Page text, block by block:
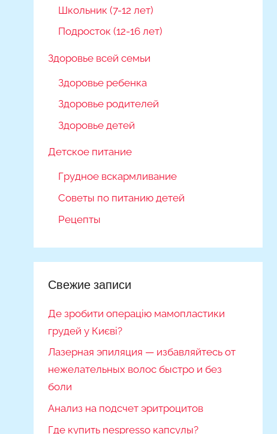
Школьник (7-12 лет)
Подросток (12-16 лет)
Здоровье всей семьи
Здоровье ребенка
Здоровье родителей
Здоровье детей
Детское питание
Грудное вскармливание
Советы по питанию детей
Рецепты
Свежие записи
Де зробити операцію мамопластики
грудей у Києві?
Лазерная эпиляция — избавляйтесь от
нежелательных волос быстро и без
боли
Анализ на подсчет эритроцитов
Где купить nespresso капсулы?